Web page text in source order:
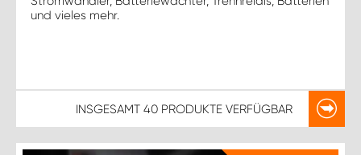
und vieles mehr.
INSGESAMT 40 PRODUKTE VERFÜGBAR